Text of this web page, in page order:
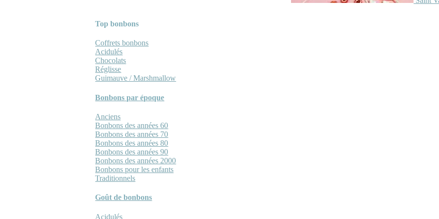
Top bonbons
Coffrets bonbons
Acidulés
Chocolats
Réglisse
Guimauve / Marshmallow
Bonbons par époque
Anciens
Bonbons des années 60
Bonbons des années 70
Bonbons des années 80
Bonbons des années 90
Bonbons des années 2000
Bonbons pour les enfants
Traditionnels
Goût de bonbons
Acidulés